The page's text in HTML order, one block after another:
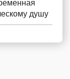
душу